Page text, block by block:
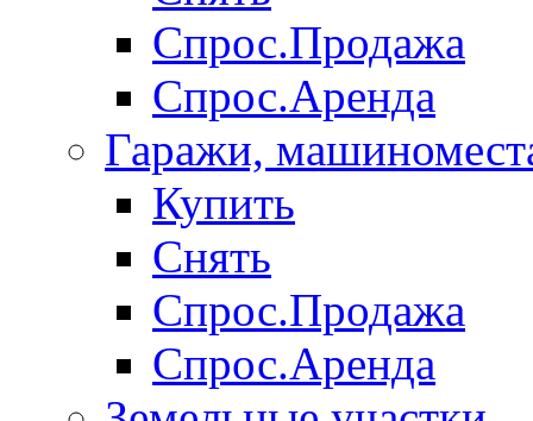
Спрос.Продажа
Спрос.Аренда
Гаражи,
Купить
Снять
Спрос.Продажа
Спрос.Аренда